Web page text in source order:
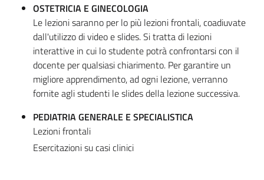
OSTETRICIA E GINECOLOGIA
Le lezioni saranno per lo più lezioni frontali, coadiuvate
dall'utilizzo di video e slides. Si tratta di lezioni
interattive in cui lo studente potrà confrontarsi con il
docente per qualsiasi chiarimento. Per garantire un
migliore apprendimento, ad ogni lezione, verranno
fornite agli studenti le slides della lezione successiva.
PEDIATRIA GENERALE E SPECIALISTICA
Lezioni frontali
Esercitazioni su casi clinici